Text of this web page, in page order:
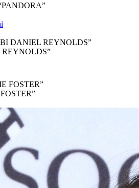
PANDORA”
DANIEL REYNOLDS”
FOSTER”